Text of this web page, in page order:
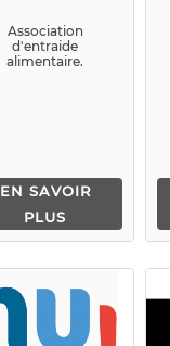
Association
d'entraide
alimentaire.
EN SAVOIR
PLUS